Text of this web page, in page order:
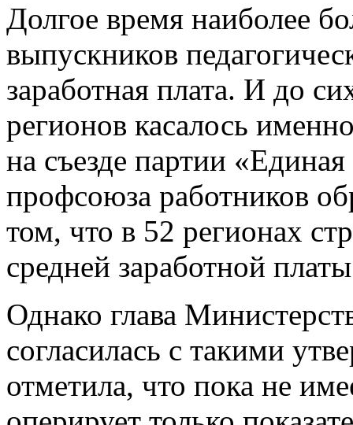
Долгое время наиболее
выпускников
заработная плата. И до
регионов касалось
на съезде партии
профсоюза работников
том, что в 52 регионах
средней заработной
Однако глава
согласилась с такими
отметила, что пока не